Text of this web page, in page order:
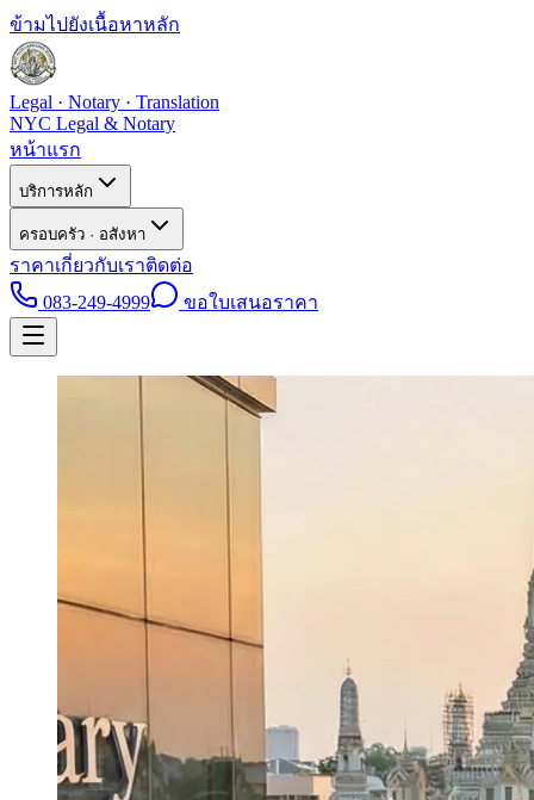
ข้ามไปยังเนื้อหาหลัก
Legal · Notary · Translation
NYC Legal & Notary
หน้าแรก
บริการหลัก
ครอบครัว · อสังหา
ราคาเกี่ยวกับเราติดต่อ
083-249-4999
ขอใบเสนอราคา